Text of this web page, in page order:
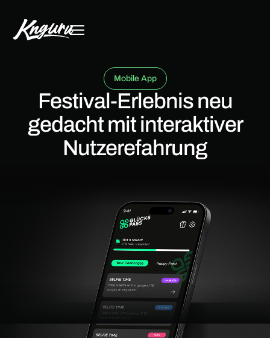
Mobile App
Festival-Erlebnis neu
gedacht mit interaktiver
Nutzerefahrung